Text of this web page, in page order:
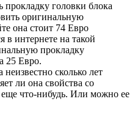
головки блока
оригинальную
она стоит 74 Евро
в интернете на такой
прокладку
25 Евро.
сколько лет
ли она свойства со
что-нибудь. Или можно ее